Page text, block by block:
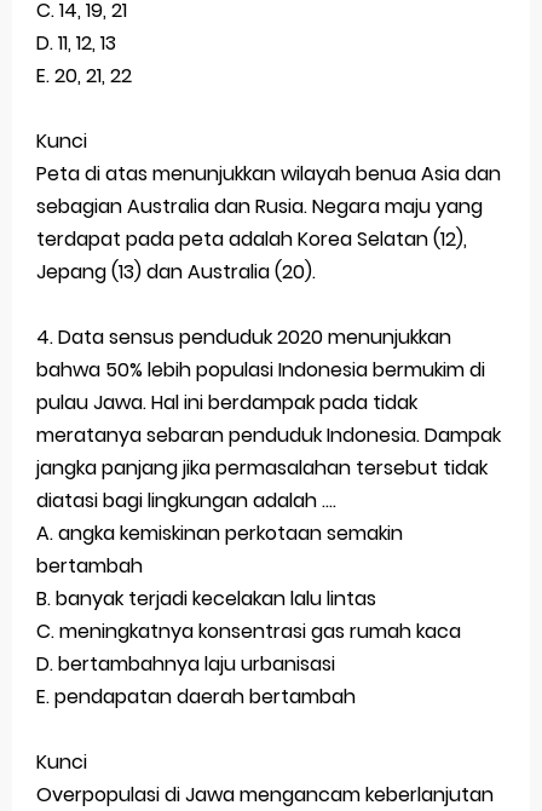
C. 14, 19, 21
D. 11, 12, 13
E. 20, 21, 22
Kunci
Peta di atas menunjukkan wilayah benua Asia dan
sebagian Australia dan Rusia. Negara maju yang
terdapat pada peta adalah Korea Selatan (12),
Jepang (13) dan Australia (20).
4. Data sensus penduduk 2020 menunjukkan
bahwa 50% lebih populasi Indonesia bermukim di
pulau Jawa. Hal ini berdampak pada tidak
meratanya sebaran penduduk Indonesia. Dampak
jangka panjang jika permasalahan tersebut tidak
diatasi bagi lingkungan adalah ....
A. angka kemiskinan perkotaan semakin
bertambah
B. banyak terjadi kecelakan lalu lintas
C. meningkatnya konsentrasi gas rumah kaca
D. bertambahnya laju urbanisasi
E. pendapatan daerah bertambah
Kunci
Overpopulasi di Jawa mengancam keberlanjutan